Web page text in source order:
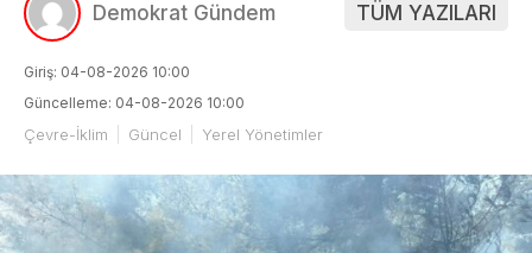
Demokrat Gündem TÜM YAZILARI
Giriş: 04-08-2026 10:00
Güncelleme: 04-08-2026 10:00
Çevre-İklim Güncel Yerel Yönetimler